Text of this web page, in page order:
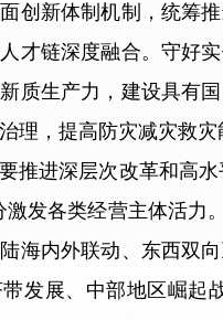
创新体制机制，统筹
才链深度融合。守好
质生产力，建设具有
理，提高防灾减灾救灾
进深层次改革和高水
激发各类经营主体活力
海内外联动、东西双
发展、中部地区崛起